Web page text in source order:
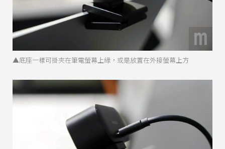
▲底座一樣可掛夾在筆電螢幕上緣，或是放置在外接螢幕上方